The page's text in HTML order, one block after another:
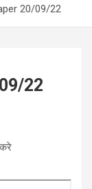
20/09/22
22